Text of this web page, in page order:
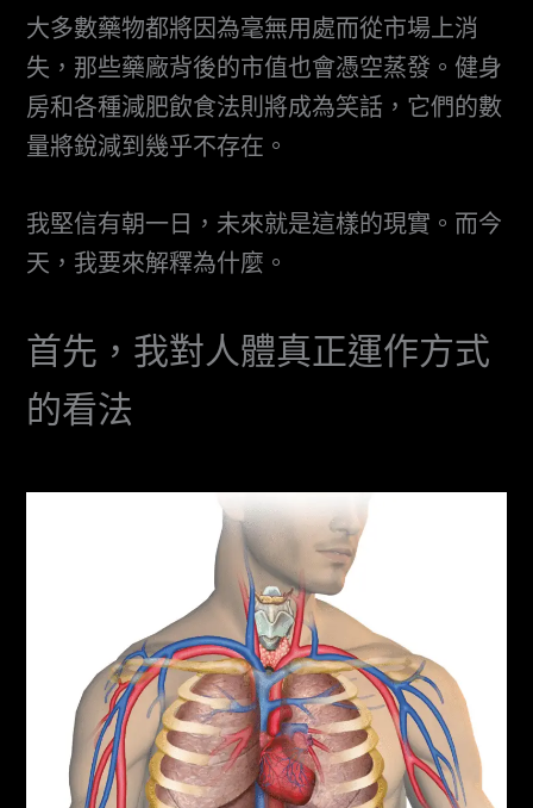
大多數藥物都將因為毫無用處而從市場上消
失，那些藥廠背後的市值也會憑空蒸發。健身
房和各種減肥飲食法則將成為笑話，它們的數
量將銳減到幾乎不存在。
我堅信有朝一日，未來就是這樣的現實。而今
天，我要來解釋為什麼。
首先，我對人體真正運作方式
的看法